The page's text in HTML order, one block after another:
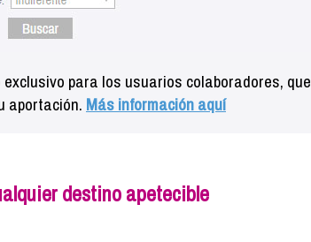
para los usuarios colaboradores, que
aportación. Más información aquí
destino apetecible